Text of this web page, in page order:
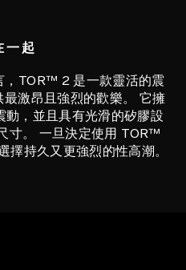
一起
，TOR™ 2 是一款靈活的震
激昂且強烈的歡樂。 它擁
，並且具有光滑的矽膠設
寸。 一旦決定使用 TOR™
擇持久又更強烈的性高潮。